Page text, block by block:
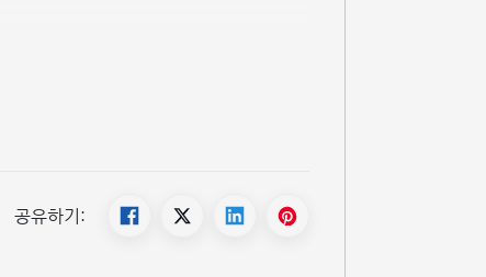
공유하기: